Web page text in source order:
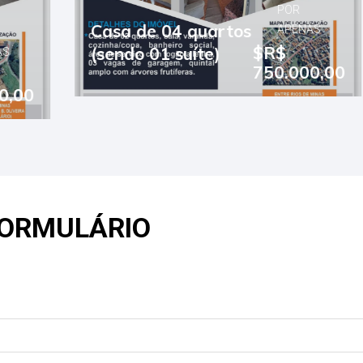
Casa de 04 quartos
(sendo 01 suíte)
POR
APENAS
$R$
750.000,00